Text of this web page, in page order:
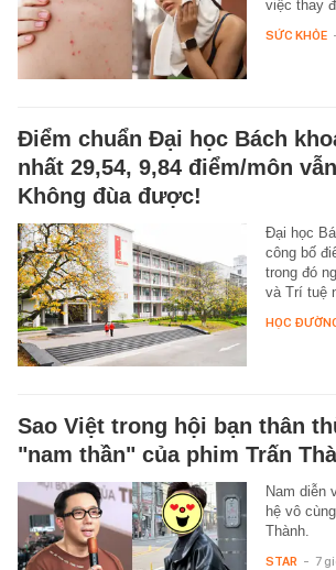
việc thay
SỨC KHỎE
Điểm chuẩn Đại học Bách
nhất 29,54, 9,84 điểm/môn
Không đùa được!
Đại học
công bố
trong đó
và Trí tuệ
HỌC
Sao Việt trong hội bạn thân
"nam thần" của phim Trấn
Nam diễn
hệ vô
Thành.
STAR - 7